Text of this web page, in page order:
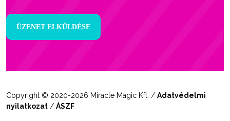
Copyright © 2020-2026 Miracle Magic Kft. / Adatvédelmi
nyilatkozat / ÁSZF